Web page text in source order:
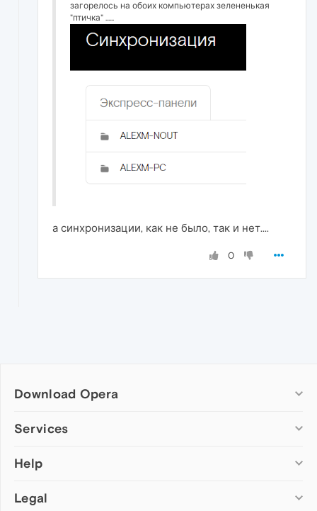
загорелось на обоих компьютерах зелененькая
"птичка" ......
а синхронизации, как не было, так и нет....
0
Download Opera
Computer browsers
Opera for Mac
Opera beta version
Services
Add-ons
Wallpapers
Help
Help & support
Legal